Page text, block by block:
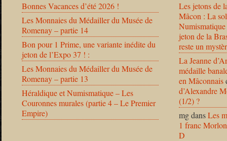
Bonnes Vacances d’été 2026 !
Les Monnaies du Médailler du Musée de
Romenay – partie 14
Bon pour 1 Prime, une variante inédite du
jeton de l’Expo 37 ! :
Les Monnaies du Médailler du Musée de
Romenay – partie 13
Héraldique et Numismatique – Les
Couronnes murales (partie 4 – Le Premier
Empire)
Les jetons de
Mâcon : La
jeton de la
reste un
La Jeanne
médaille
en Mâconnais
d’Alexandre
(1/2) ?
mgdansLes
1 franc
D